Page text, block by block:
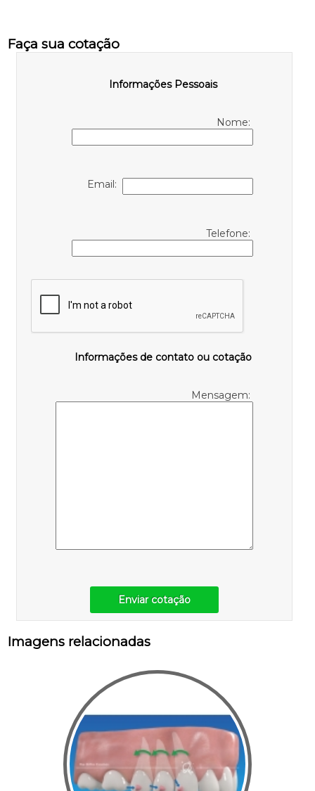
Faça sua cotação
Informações Pessoais
Nome:
Email:
Telefone:
Informações de contato ou cotação
Mensagem:
Enviar cotação
Imagens relacionadas